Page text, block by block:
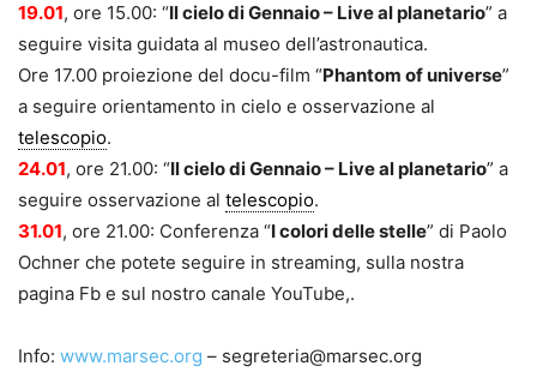
19.01, ore 15.00: “Il cielo di Gennaio – Live al planetario” a
seguire visita guidata al museo dell’astronautica.
Ore 17.00 proiezione del docu-film “Phantom of universe”
a seguire orientamento in cielo e osservazione al
telescopio.
24.01, ore 21.00: “Il cielo di Gennaio – Live al planetario” a
seguire osservazione al telescopio.
31.01, ore 21.00: Conferenza “I colori delle stelle” di Paolo
Ochner che potete seguire in streaming, sulla nostra
pagina Fb e sul nostro canale YouTube,.
Info: www.marsec.org – segreteria@marsec.org